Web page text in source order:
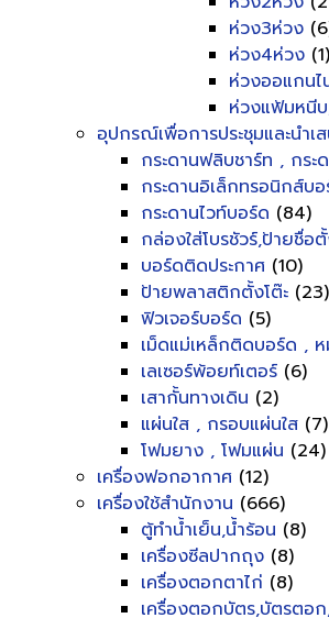
ห่วง3ห่วง
ห่วง4ห่วง (1)
ห่วงออแกนไ
ห่วงแฟ้มหนี
อุปกรณ์เพื่อการประชุมและนำเ
กระดานฟลิบชาร์ท , กระ
กระดานอิเล็กทรอนิกส์บ
กระดานไวท์บอร์ด (84)
กล่องใส่โบรชัวร์,ป้ายชื่อตั้
บอร์ดติดประกาศ (10)
ป้ายพลาสติกตั้งโต๊ะ (23)
ฟิวเจอร์บอร์ด (5)
เม็ดแม่เหล็กติดบอร์ด ,
เลเซอร์พ้อยท์เตอร์ (6)
เสากั้นทางเดิน (2)
แผ่นใส , กรอบแผ่นใส (7)
โฟมยาง , โฟมแผ่น (24)
เครื่องฟอกอากาศ (12)
เครื่องใช้สำนักงาน (666)
ตู้ทำน้ำเย็น,น้ำร้อน (8)
เครื่องซีลปากถุง (8)
เครื่องตอกตาไก่ (8)
เครื่องตอกบัตร,บัตรตอ